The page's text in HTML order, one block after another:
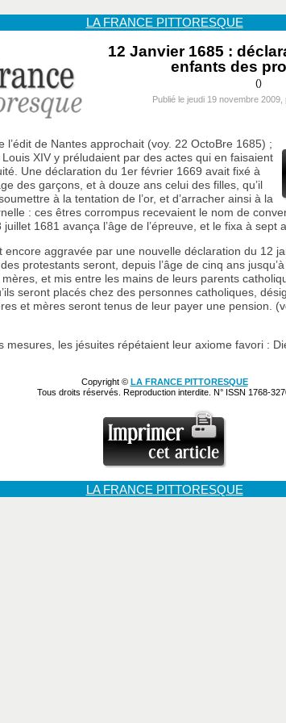
LA FRANCE PITTORESQUE
12 Janvier 1685 :
enfants des
()
Publié le jeudi 19 novembre 2009,
l’édit de Nantes approchait (voy. 22 OctoBre 1685) ;
XIV y préludaient par des actes qui en faisaient
Une déclaration du 1er février 1669 avait fixé à
des garçons, et à douze ans celui des filles, qu’il
à la tentation de l’or, et d’arracher ainsi à la
: ces êtres corrompus recevaient le nom de
1681 avança l’âge de l’épreuve, et le fixa à sept
encore aggravée par une nouvelle déclaration du 12
protestants seront, depuis l’âge de cinq ans
et mis entre les mains de leurs parents
seront placés chez des personnes catholiques,
et mères seront tenus de leur payer une pension.
mesures, les jésuites répétaient leur axiome favori :
Copyright © LA FRANCE PITTORESQUE
Tous droits réservés. Reproduction interdite. N° ISSN 1768-
LA FRANCE PITTORESQUE